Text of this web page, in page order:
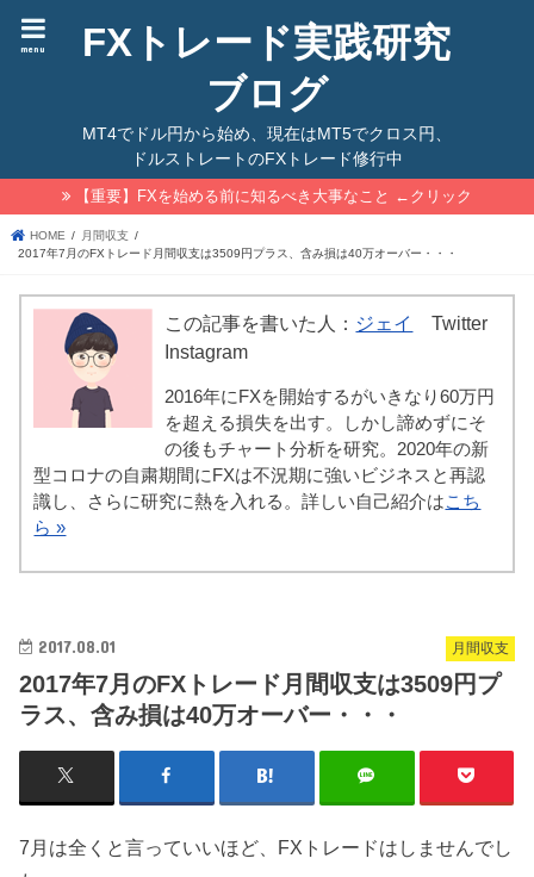
FXトレード実践研究
ブログ
MT4でドル円から始め、現在はMT5でクロス円、
ドルストレートのFXトレード修行中
menu
【重要】FXを始める前に知るべき大事なこと ←クリック
HOME
月間収支
2017年7月のFXトレード月間収支は3509円プラス、含み損は40万オーバー・・・
この記事を書いた人： ジェイ
Twitter
Instagram
2016年にFXを開始するがいきなり60万円
を超える損失を出す。しかし諦めずにそ
の後もチャート分析を研究。2020年の新
型コロナの自粛期間にFXは不況期に強いビジネスと再認
識し、さらに研究に熱を入れる。詳しい自己紹介はこち
ら »
月間収支
2017.08.01
2017年7月のFXトレード月間収支は3509円プ
ラス、含み損は40万オーバー・・・
7月は全くと言っていいほど、FXトレードはしませんでし